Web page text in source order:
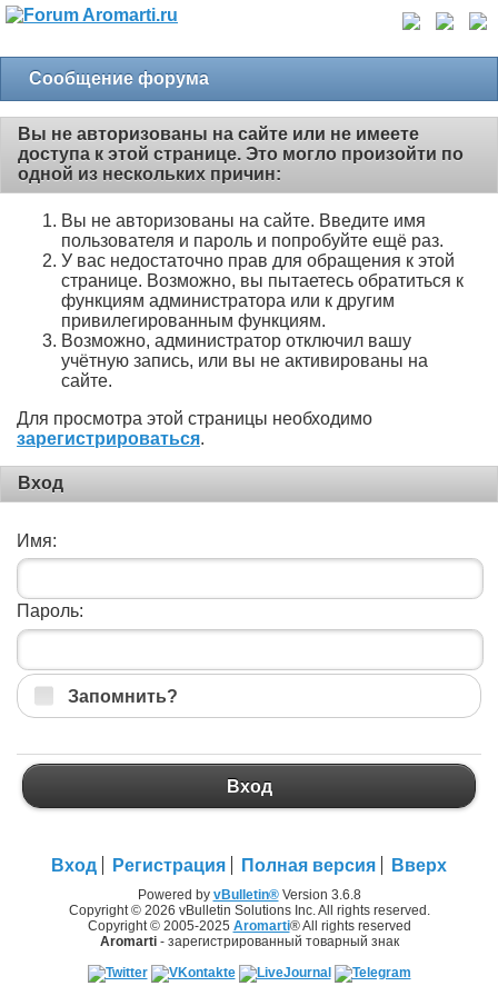
Сообщение форума
Вы не авторизованы на сайте или не имеете
доступа к этой странице. Это могло произойти по
одной из нескольких причин:
Вы не авторизованы на сайте. Введите имя
пользователя и пароль и попробуйте ещё раз.
У вас недостаточно прав для обращения к этой
странице. Возможно, вы пытаетесь обратиться к
функциям администратора или к другим
привилегированным функциям.
Возможно, администратор отключил вашу
учётную запись, или вы не активированы на
сайте.
Для просмотра этой страницы необходимо
зарегистрироваться.
Вход
Имя:
Пароль:
Запомнить?
Вход
Вход Регистрация Полная версия Вверх
Powered by vBulletin®Version 3.6.8
Copyright © 2026 vBulletin Solutions Inc. All rights reserved.
Copyright © 2005-2025 Aromarti® All rights reserved
Aromarti- зарегистрированный товарный знак